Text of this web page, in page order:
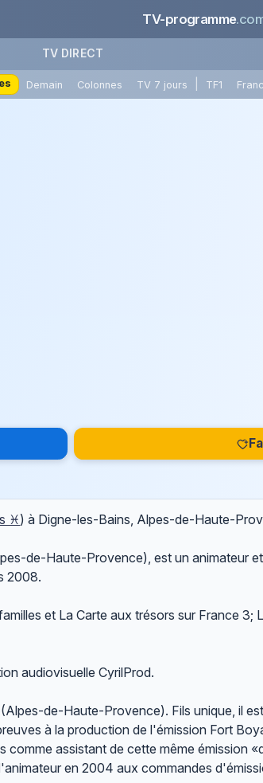
TV-programme
TV DIRECT
Demain Colonnes TV 7 jours TF1
♓) à Digne-les-Bains, Alpes-de-Haute-
de-Haute-Provence), est un animateur
2008.
et La Carte aux trésors sur France 3;
audiovisuelle CyrilProd.
de-Haute-Provence). Fils unique, il
à la production de l'émission Fort
comme assistant de cette même émission
en 2004 aux commandes